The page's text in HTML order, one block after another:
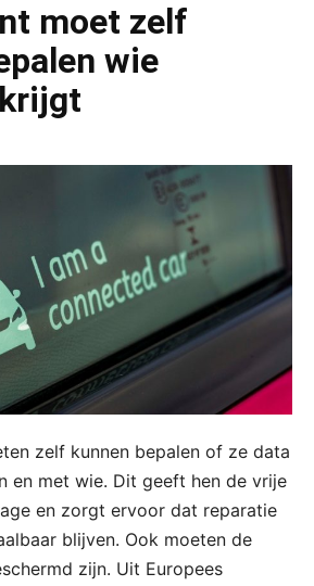
moet zelf
wie
zelf kunnen bepalen of ze data
en met wie. Dit geeft hen de vrije
en zorgt ervoor dat reparatie
blijven. Ook moeten de
zijn. Uit Europees